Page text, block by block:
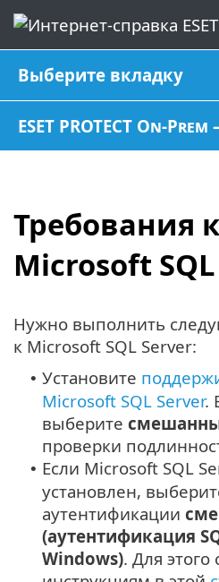
Выберите вкладку
ESET PROTECT On-
Требования
Microsoft
Нужно выполнить
к Microsoft SQL Server:
• Установите
Microsoft SQL Server.
выберите
проверки
• Если Microsoft SQL
установлен,
аутентификации
(аутентификация
Windows). Для этого